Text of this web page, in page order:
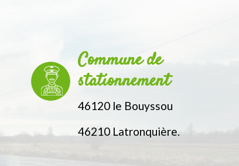
Commune de
stationnement
46120 le Bouyssou
46210 Latronquière.